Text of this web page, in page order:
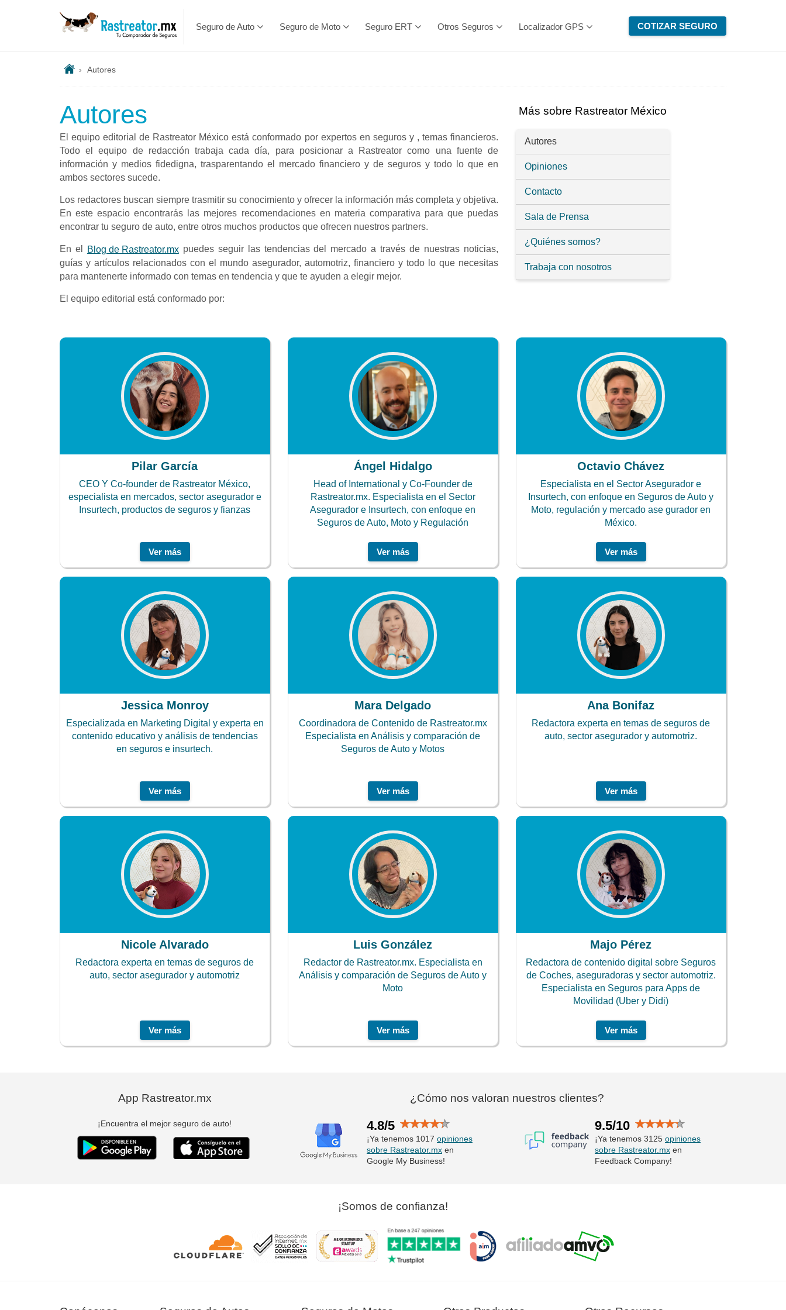
Seguro de Auto Seguro de Moto Seguro ERT Otros Seguros Localizador GPS COTIZAR SEGURO
› Autores
Autores
El equipo editorial de Rastreator México está conformado por expertos en seguros y , temas financieros.
Todo el equipo de redacción trabaja cada día, para posicionar a Rastreator como una fuente de
información y medios fidedigna, trasparentando el mercado financiero y de seguros y todo lo que en
ambos sectores sucede.
Los redactores buscan siempre trasmitir su conocimiento y ofrecer la información más completa y objetiva.
En este espacio encontrarás las mejores recomendaciones en materia comparativa para que puedas
encontrar tu seguro de auto, entre otros muchos productos que ofrecen nuestros partners.
En el Blog de Rastreator.mxpuedes seguir las tendencias del mercado a través de nuestras noticias,
guías y artículos relacionados con el mundo asegurador, automotriz, financiero y todo lo que necesitas
para mantenerte informado con temas en tendencia y que te ayuden a elegir mejor.
El equipo editorial está conformado por:
Más sobre Rastreator México
Autores
Opiniones
Contacto
Sala de Prensa
¿Quiénes somos?
Trabaja con nosotros
Pilar García
CEO Y Co-founder de Rastreator México,
especialista en mercados, sector asegurador e
Insurtech, productos de seguros y fianzas
Ver más
Ángel Hidalgo
Head of International y Co-Founder de
Rastreator.mx. Especialista en el Sector
Asegurador e Insurtech, con enfoque en
Seguros de Auto, Moto y Regulación
Ver más
Octavio Chávez
Especialista en el Sector Asegurador e
Insurtech, con enfoque en Seguros de Auto y
Moto, regulación y mercado ase gurador en
México.
Ver más
Jessica Monroy
Especializada en Marketing Digital y experta en
contenido educativo y análisis de tendencias
en seguros e insurtech.
Ver más
Mara Delgado
Coordinadora de Contenido de Rastreator.mx
Especialista en Análisis y comparación de
Seguros de Auto y Motos
Ver más
Ana Bonifaz
Redactora experta en temas de seguros de
auto, sector asegurador y automotriz.
Ver más
Nicole Alvarado
Redactora experta en temas de seguros de
auto, sector asegurador y automotriz
Ver más
Luis González
Redactor de Rastreator.mx. Especialista en
Análisis y comparación de Seguros de Auto y
Moto
Ver más
Majo Pérez
Redactora de contenido digital sobre Seguros
de Coches, aseguradoras y sector automotriz.
Especialista en Seguros para Apps de
Movilidad (Uber y Didi)
Ver más
App Rastreator.mx
¡Encuentra el mejor seguro de auto!
¿Cómo nos valoran nuestros clientes?
4.8/5
¡Ya tenemos 1017 opiniones
sobre Rastreator.mxen
Google My Business!
9.5/10
¡Ya tenemos 3125 opiniones
sobre Rastreator.mxen
Feedback Company!
¡Somos de confianza!